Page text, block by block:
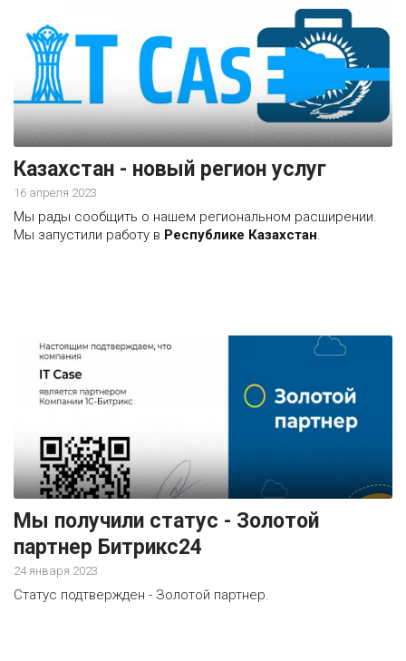
Казахстан - новый регион услуг
16 апреля 2023
Мы рады сообщить о нашем региональном расширении.
Мы запустили работу в Республике Казахстан.
Мы получили статус - Золотой
партнер Битрикс24
24 января 2023
Статус подтвержден - Золотой партнер.